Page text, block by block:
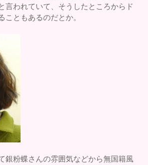
言われていて、そうしたところからド
こともあるのだとか。
銀粉蝶さんの雰囲気などから無国籍風